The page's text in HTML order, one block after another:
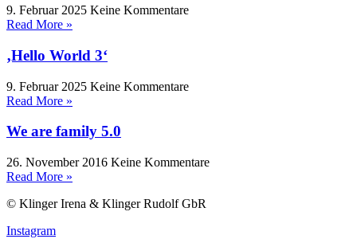
9. Februar 2025 Keine Kommentare
Read More »
‚Hello World 3‘
9. Februar 2025 Keine Kommentare
Read More »
We are family 5.0
26. November 2016 Keine Kommentare
Read More »
© Klinger Irena & Klinger Rudolf GbR
Instagram